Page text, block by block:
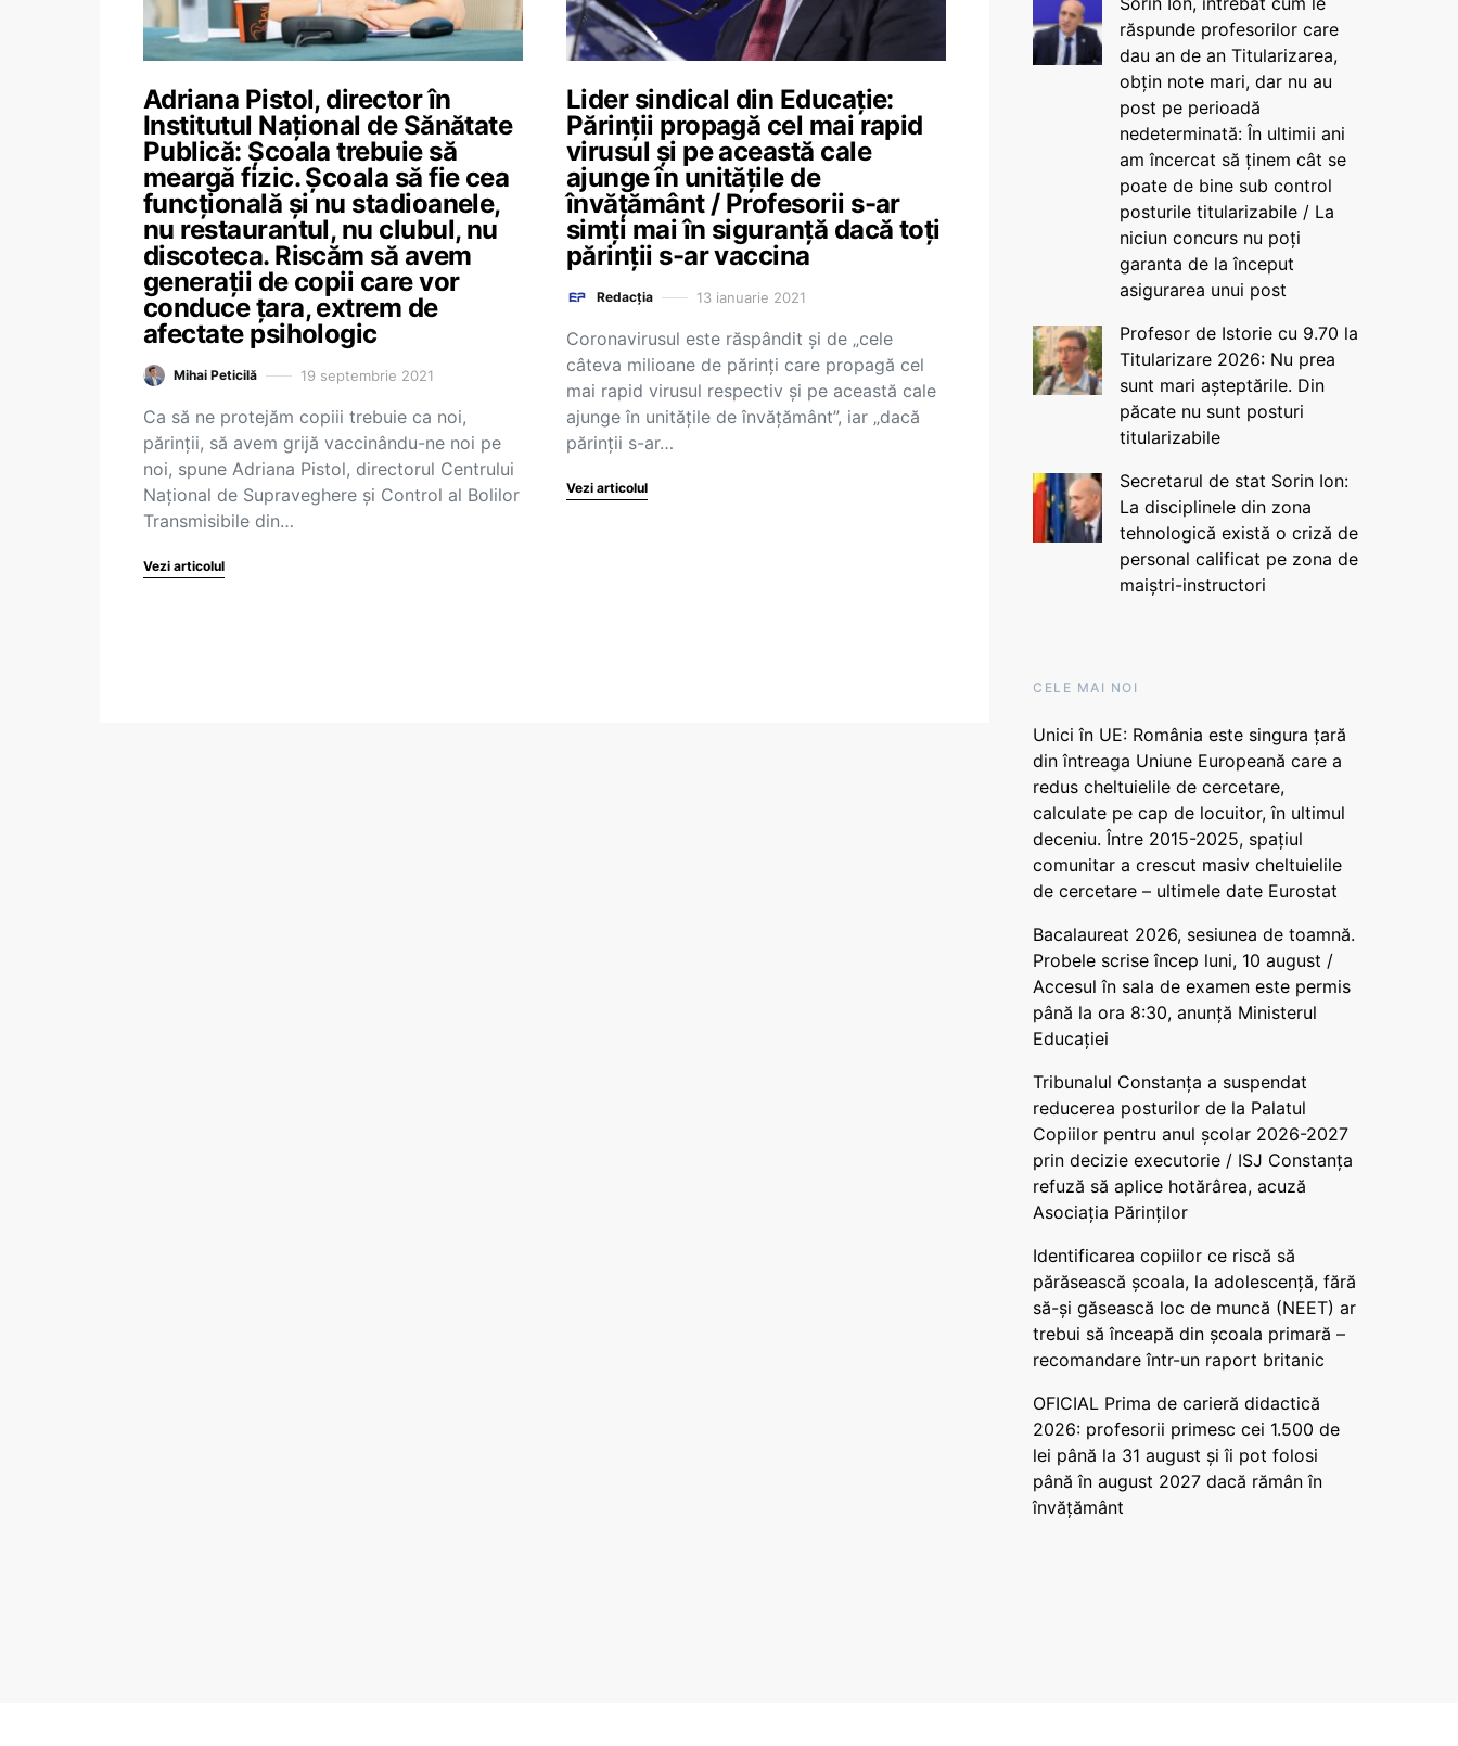
Adriana Pistol, director în
Institutul Național de Sănătate
Publică: Școala trebuie să
meargă fizic. Școala să fie cea
funcțională și nu stadioanele,
nu restaurantul, nu clubul, nu
discoteca. Riscăm să avem
generații de copii care vor
conduce țara, extrem de
afectate psihologic
Mihai Peticilă 19 septembrie 2021
Ca să ne protejăm copiii trebuie ca noi,
părinții, să avem grijă vaccinându-ne noi pe
noi, spune Adriana Pistol, directorul Centrului
Național de Supraveghere și Control al Bolilor
Transmisibile din…
Vezi articolul
Lider sindical din Educație:
Părinții propagă cel mai rapid
virusul și pe această cale
ajunge în unitățile de
învățământ / Profesorii s-ar
simți mai în siguranță dacă toți
părinții s-ar vaccina
Redacția 13 ianuarie 2021
Coronavirusul este răspândit și de „cele
câteva milioane de părinți care propagă cel
mai rapid virusul respectiv și pe această cale
ajunge în unitățile de învățământ”, iar „dacă
părinții s-ar…
Vezi articolul
răspunde profesorilor care
dau an de an Titularizarea,
obțin note mari, dar nu au
post pe perioadă
nedeterminată: În ultimii ani
am încercat să ținem cât se
poate de bine sub control
posturile titularizabile / La
niciun concurs nu poți
garanta de la început
asigurarea unui post
Profesor de Istorie cu 9.70 la
Titularizare 2026: Nu prea
sunt mari așteptările. Din
păcate nu sunt posturi
titularizabile
Secretarul de stat Sorin Ion:
La disciplinele din zona
tehnologică există o criză de
personal calificat pe zona de
maiștri-instructori
CELE MAI NOI
Unici în UE: România este singura țară
din întreaga Uniune Europeană care a
redus cheltuielile de cercetare,
calculate pe cap de locuitor, în ultimul
deceniu. Între 2015-2025, spațiul
comunitar a crescut masiv cheltuielile
de cercetare – ultimele date Eurostat
Bacalaureat 2026, sesiunea de toamnă.
Probele scrise încep luni, 10 august /
Accesul în sala de examen este permis
până la ora 8:30, anunță Ministerul
Educației
Tribunalul Constanța a suspendat
reducerea posturilor de la Palatul
Copiilor pentru anul școlar 2026-2027
prin decizie executorie / ISJ Constanța
refuză să aplice hotărârea, acuză
Asociația Părinților
Identificarea copiilor ce riscă să
părăsească școala, la adolescență, fără
să-și găsească loc de muncă (NEET) ar
trebui să înceapă din școala primară –
recomandare într-un raport britanic
OFICIAL Prima de carieră didactică
2026: profesorii primesc cei 1.500 de
lei până la 31 august și îi pot folosi
până în august 2027 dacă rămân în
învățământ